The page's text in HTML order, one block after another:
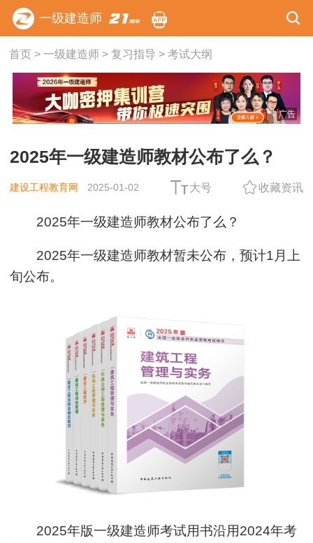
一级建造师
首页> 一级建造师> 复习指导 > 考试大纲
广告
2025年一级建造师教材公布了么？
建设工程教育网 2025-01-02 大号 收藏资讯
2025年一级建造师教材公布了么？
2025年一级建造师教材暂未公布，预计1月上
旬公布。
2025年版一级建造师考试用书沿用2024年考